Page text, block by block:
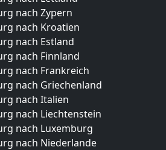
nach Zypern
nach Kroatien
nach Estland
nach Finnland
nach Frankreich
nach Griechenland
nach Italien
nach Liechtenstein
nach Luxemburg
nach Niederlande